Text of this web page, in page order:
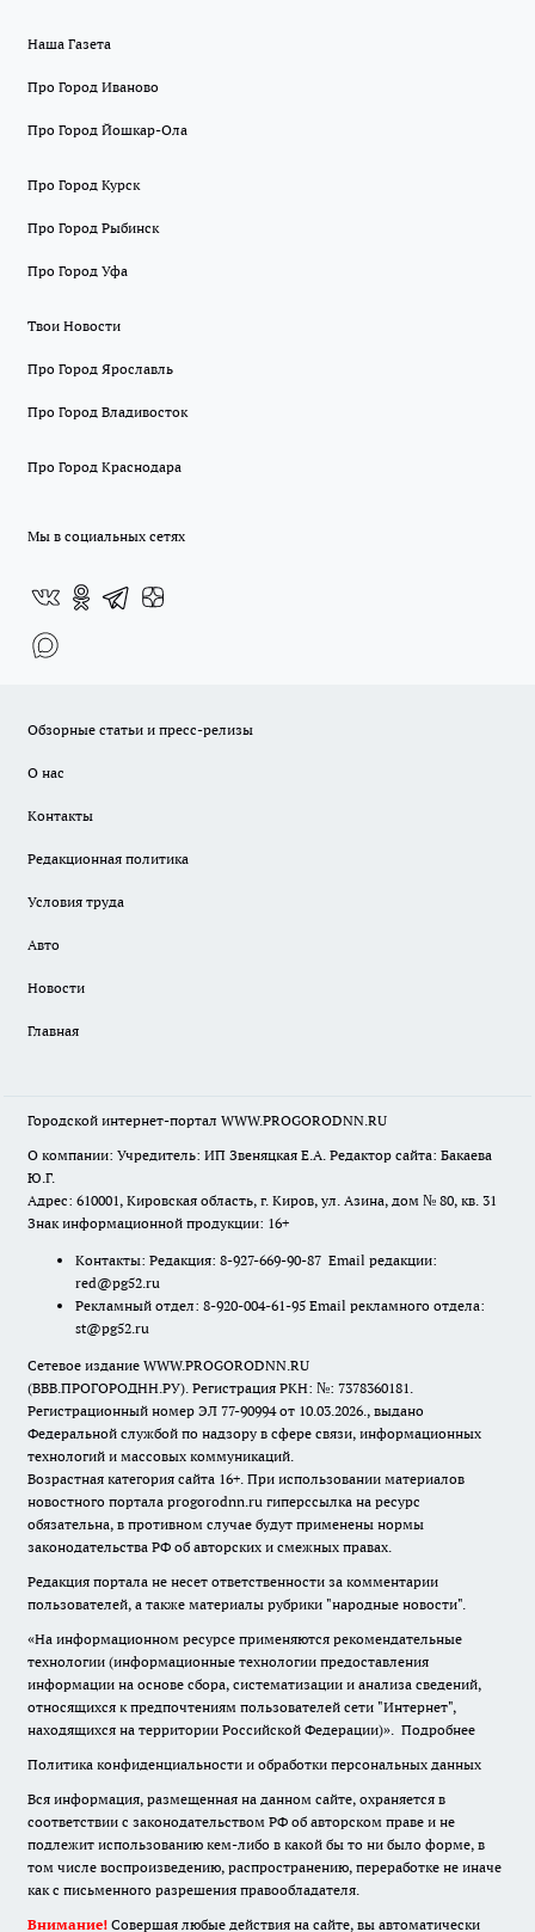
Наша Газета
Про Город Иваново
Про Город Йошкар-Ола
Про Город Курск
Про Город Рыбинск
Про Город Уфа
Твои Новости
Про Город Ярославль
Про Город Владивосток
Про Город Краснодара
Мы в социальных сетях
Обзорные статьи и пресс-релизы
О нас
Контакты
Редакционная политика
Условия труда
Авто
Новости
Главная
Городской интернет-портал WWW.PROGORODNN.RU
О компании: Учредитель: ИП Звеняцкая Е.А. Редактор сайта: Бакаева
Ю.Г.
Адрес: 610001, Кировская область, г. Киров, ул. Азина, дом № 80, кв. 31
Знак информационной продукции: 16+
Контакты: Редакция: 8-927-669-90-87 Email редакции:
red@pg52.ru
Рекламный отдел: 8-920-004-61-95 Email рекламного отдела:
st@pg52.ru
Сетевое издание WWW.PROGORODNN.RU
(ВВВ.ПРОГОРОДНН.РУ). Регистрация РКН: №: 7378360181.
Регистрационный номер ЭЛ 77-90994 от 10.03.2026., выдано
Федеральной службой по надзору в сфере связи, информационных
технологий и массовых коммуникаций.
Возрастная категория сайта 16+. При использовании материалов
новостного портала progorodnn.ru гиперссылка на ресурс
обязательна, в противном случае будут применены нормы
законодательства РФ об авторских и смежных правах.
Редакция портала не несет ответственности за комментарии
пользователей, а также материалы рубрики "народные новости".
«На информационном ресурсе применяются рекомендательные
технологии (информационные технологии предоставления
информации на основе сбора, систематизации и анализа сведений,
относящихся к предпочтениям пользователей сети "Интернет",
находящихся на территории Российской Федерации)». Подробнее
Политика конфиденциальности и обработки персональных данных
Вся информация, размещенная на данном сайте, охраняется в
соответствии с законодательством РФ об авторском праве и не
подлежит использованию кем-либо в какой бы то ни было форме, в
том числе воспроизведению, распространению, переработке не иначе
как с письменного разрешения правообладателя.
Внимание! Совершая любые действия на сайте, вы автоматически